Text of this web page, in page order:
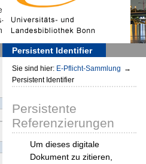
Persistent Identifier
Sie sind hier: E-Pflicht-Sammlung →
Persistent Identifier
Persistente
Referenzierungen
Um dieses digitale
Dokument zu zitieren,